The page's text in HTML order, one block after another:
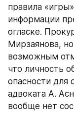
правила
информации
огласке.
Мирзаянова,
возможным
что личность
опасности
адвоката А.
вообще нет